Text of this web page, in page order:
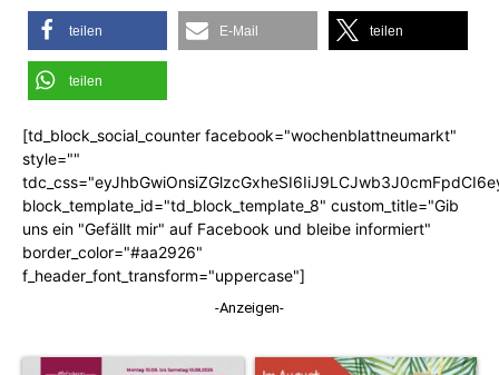
teilen E-Mail teilen
teilen
[td_block_social_counter facebook="wochenblattneumarkt"
style=""
block_template_id="td_block_template_8" custom_title="Gib
uns ein "Gefällt mir" auf Facebook und bleibe informiert"
border_color="#aa2926"
f_header_font_transform="uppercase"]
-Anzeigen-